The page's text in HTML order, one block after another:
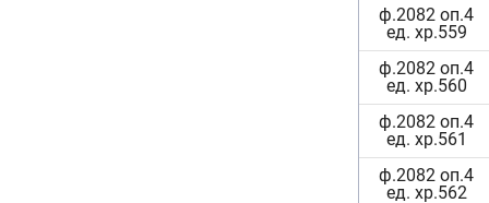
ф.2082 оп.4
ед. хр.559
ф.2082 оп.4
ед. хр.560
ф.2082 оп.4
ед. хр.561
ф.2082 оп.4
ед. хр.562